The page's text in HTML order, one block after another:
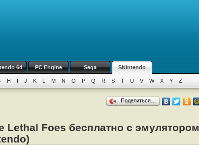
64 PC Engine Sega SNintendo
H I J K L M N O P Q R S T U V W X Y Z
Поделиться…
Lethal Foes бесплатно с эмулятором